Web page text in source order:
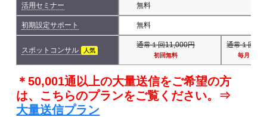
活用セミナー 無料
初期設定サポート 無料
スポットコンサル 人気
通常１回11,000円
初回無料
通常１回
毎月１回
＊50,001通以上の大量送信をご希望の方
は、こちらのプランをご覧ください。⇒
大量送信プラン